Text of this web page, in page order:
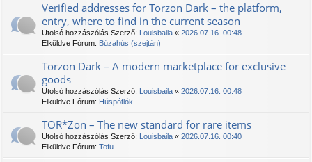
Verified addresses for Torzon Dark – the platform,
entry, where to find in the current season
Utolsó hozzászólás Szerző: Louisbaila « 2026.07.16. 00:48
Elküldve Fórum: Búzahús (szejtán)
Torzon Dark – A modern marketplace for exclusive
goods
Utolsó hozzászólás Szerző: Louisbaila « 2026.07.16. 00:48
Elküldve Fórum: Húspótlók
TOR*Zon – The new standard for rare items
Utolsó hozzászólás Szerző: Louisbaila « 2026.07.16. 00:40
Elküldve Fórum: Tofu